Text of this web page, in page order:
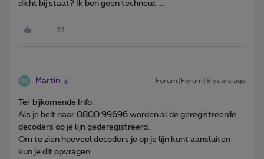
dicht bij staat? Ik ben geen techneut ....
Martin Forum|Forum|8 years ago
Ter bijkomende Info:
Als je belt naar 0800 99696 worden al de geregistreerde
decoders op je lijn gederegistreerd.
Om te zien hoeveel decoders je op je lijn kunt aansluiten
kun je dit opvragen